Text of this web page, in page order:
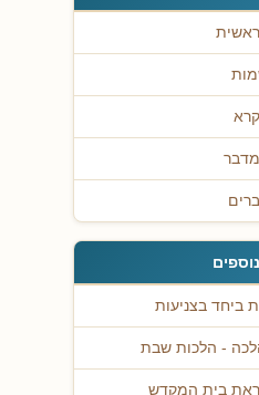
ביחד בצניעות
- הלכות שבת
בית המקדש